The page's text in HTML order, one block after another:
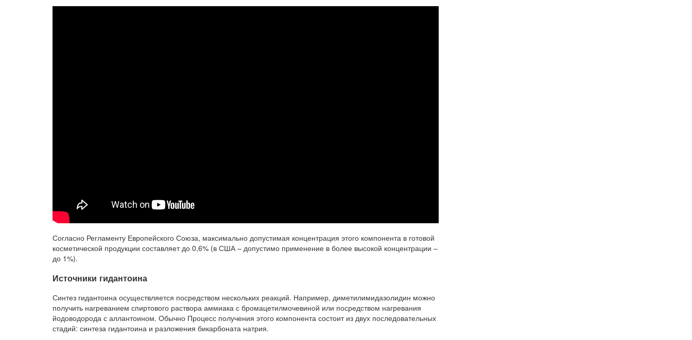
Согласно Регламенту Европейского Союза, максимально допустимая концентрация этого компонента в готовой
косметической продукции составляет до 0,6% (в США – допустимо применение в более высокой концентрации –
до 1%).
Источники гидантоина
Синтез гидантоина осуществляется посредством нескольких реакций. Например, диметилимидазолидин можно
получить нагреванием спиртового раствора аммиака с бромацетилмочевиной или посредством нагревания
йодоводорода с аллантоином. Обычно Процесс получения этого компонента состоит из двух последовательных
стадий: синтеза гидантоина и разложения бикарбоната натрия.